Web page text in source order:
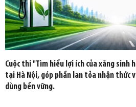
Cuộc thi "Tìm hiểu lợi ích của xăng sinh
tại Hà Nội, góp phần lan tỏa nhận thức
dùng bền vững.